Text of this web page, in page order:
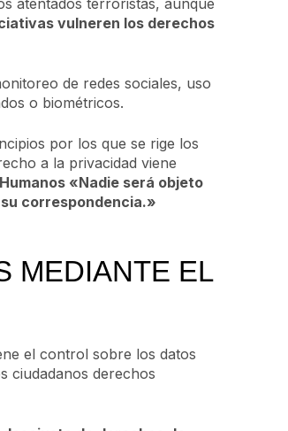
vulneren los derechos
de redes sociales, uso
o biométricos.
por los que se rige los
a la privacidad viene
«Nadie será objeto
correspondencia.»
MEDIANTE EL
el control sobre los datos
ciudadanos derechos